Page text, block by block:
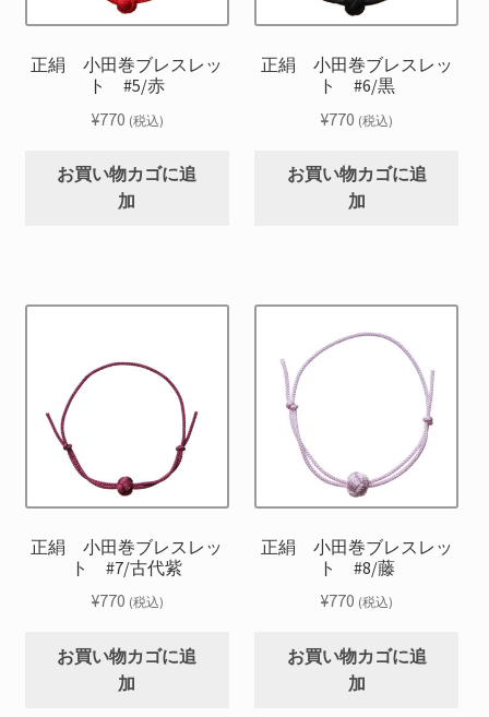
正絹 小田巻ブレスレッ
ト #5/赤
¥770 (税込)
お買い物カゴに追
加
正絹 小田巻ブレスレッ
ト #6/黒
¥770 (税込)
お買い物カゴに追
加
正絹 小田巻ブレスレッ
ト #7/古代紫
¥770 (税込)
お買い物カゴに追
加
正絹 小田巻ブレスレッ
ト #8/藤
¥770 (税込)
お買い物カゴに追
加